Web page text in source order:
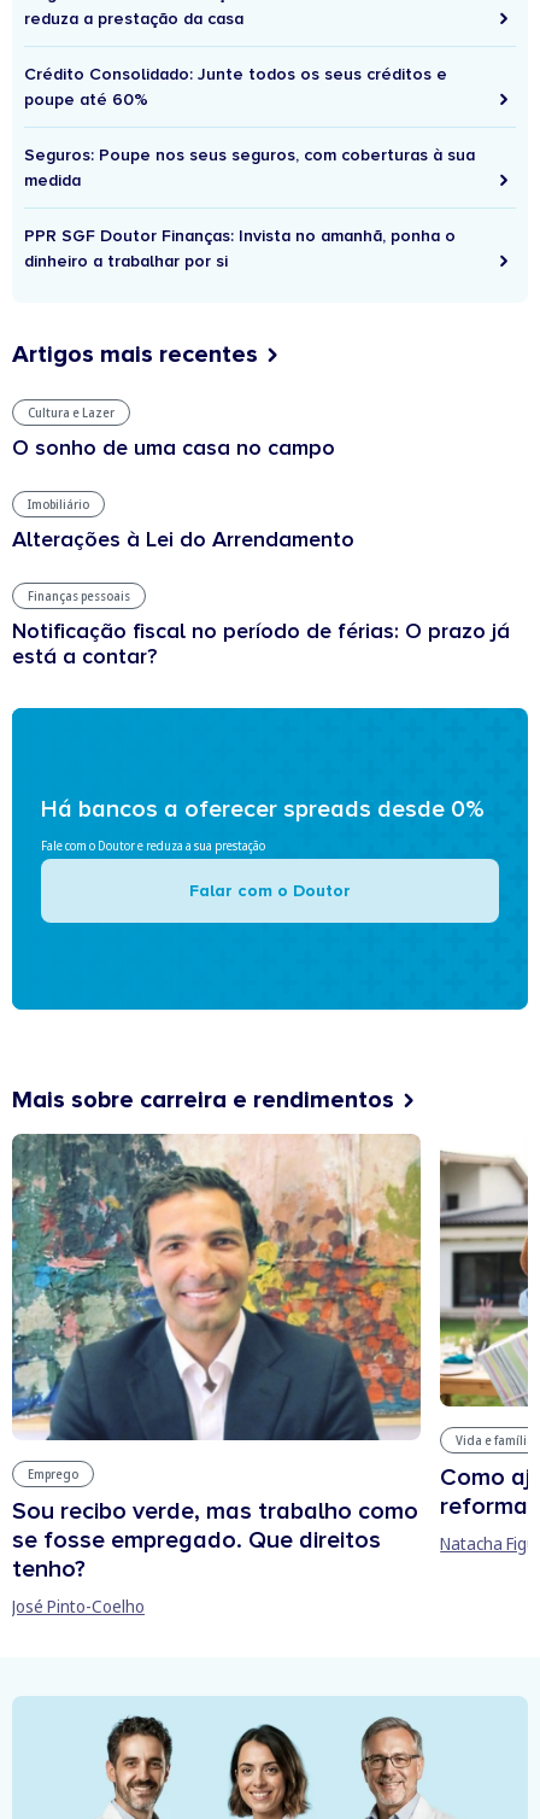
reduza a prestação da casa
Crédito Consolidado: Junte todos os seus créditos e
poupe até 60%
Seguros: Poupe nos seus seguros, com coberturas à sua
medida
PPR SGF Doutor Finanças: Invista no amanhã, ponha o
dinheiro a trabalhar por si
Artigos mais recentes
Cultura e Lazer
O sonho de uma casa no campo
Imobiliário
Alterações à Lei do Arrendamento
Finanças pessoais
Notificação fiscal no período de férias: O prazo já
está a contar?
Há bancos a oferecer spreads desde 0%
Fale com o Doutor e reduza a sua prestação
Falar com o Doutor
Mais sobre carreira e rendimentos
Emprego
Sou recibo verde, mas trabalho como
se fosse empregado. Que direitos
tenho?
José Pinto-Coelho
Vida e família
Como
reforma
Natacha